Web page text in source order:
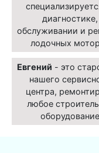
диагностике,
обслуживании и
лодочных
Евгений - это
нашего
центра,
любое
оборудование